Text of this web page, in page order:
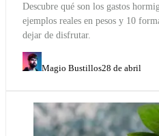
Descubre qué son los gastos
ejemplos reales en pesos y 10
dejar de disfrutar.
Magio Bustillos28 de abril